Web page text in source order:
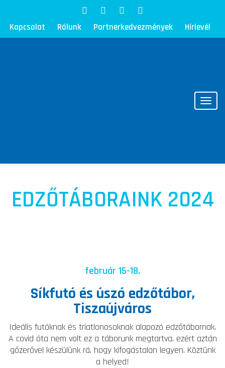
Kapcsolat Rólunk Partnerkedvezmények Hírlevél
EDZŐTÁBORAINK 2024
február 15-18.
Síkfutó és úszó edzőtábor,
Tiszaújváros
Ideális futóknak és triatlonosoknak alapozó edzőtábornak.
A covid óta nem volt ez a táborunk megtartva, ezért aztán
gőzerővel készülünk rá, hogy kifogástalan legyen. Köztünk
a helyed!